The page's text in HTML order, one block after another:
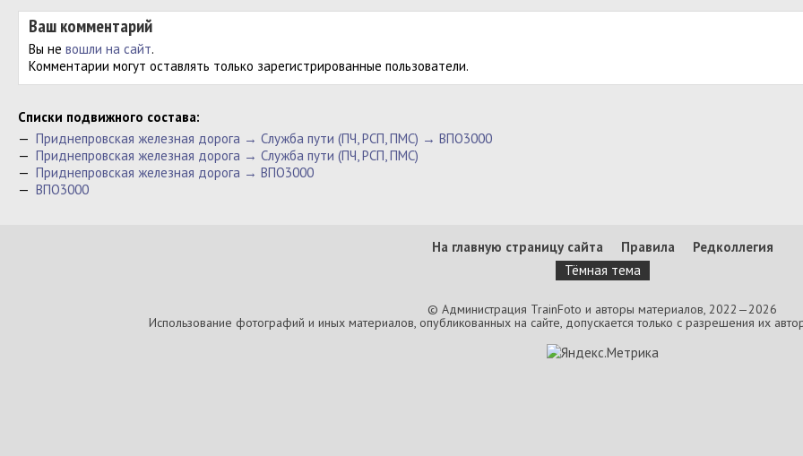
Ваш комментарий
Вы не вошли на сайт.
Комментарии могут оставлять только зарегистрированные пользователи.
Cписки подвижного состава:
— Приднепровская железная дорога → Служба пути (ПЧ, РСП, ПМС) → ВПО3000
— Приднепровская железная дорога → Служба пути (ПЧ, РСП, ПМС)
— Приднепровская железная дорога → ВПО3000
— ВПО3000
На главную страницу сайта Правила
Редколлегия
Тёмная тема
© Администрация TrainFoto и авторы материалов, 2022—2026
Использование фотографий и иных материалов, опубликованных на сайте, допускается только с разрешения их